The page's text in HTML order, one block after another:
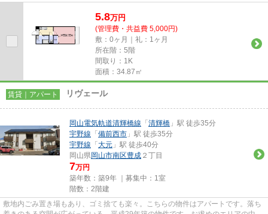
5.8万円
(管理費・共益費 5,000円)
敷：0ヶ月｜礼：1ヶ月
所在階：5階
間取り：1K
面積：34.87㎡
賃貸｜アパート リヴェール
岡山電気軌道清輝橋線 「 清輝橋 」駅 徒歩35分
宇野線 「 備前西市 」駅 徒歩35分
宇野線 「 大元 」駅 徒歩40分
岡山県岡山市南区豊成 ２丁目
7万円
築年数：築9年 ｜募集中： 1室
階数：2階建
敷地内ごみ置き場もあり、ゴミ捨ても楽々。こちらの物件はアパートです。落ち